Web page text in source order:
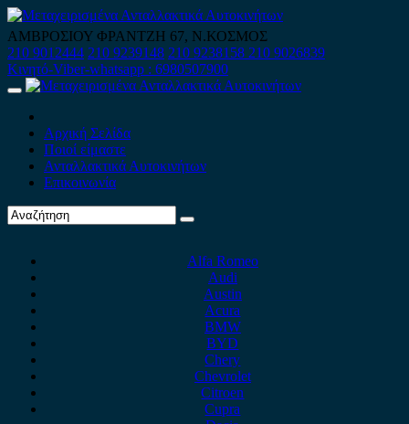
Skip
to
content
ΑΜΒΡΟΣΙΟΥ ΦΡΑΝΤΖΗ 67, Ν.ΚΟΣΜΟΣ
210 9012444 210 9239148 210 9238158 210 9026839
Κινητό-Viber-whatsapp : 6980507900
Primary
Αρχική Σελίδα
Ποιοί είμαστε
Ανταλλακτικά Αυτοκινήτων
Επικοινωνία
Alfa Romeo
Audi
Austin
Acura
BMW
BYD
Chery
Chevrolet
Citroen
Cupra